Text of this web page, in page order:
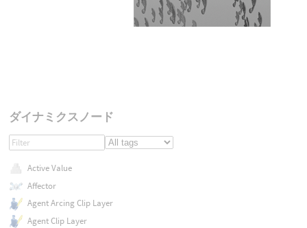
ダイナミクスノード
Active Value
Affector
Agent Arcing Clip Layer
Agent Clip Layer